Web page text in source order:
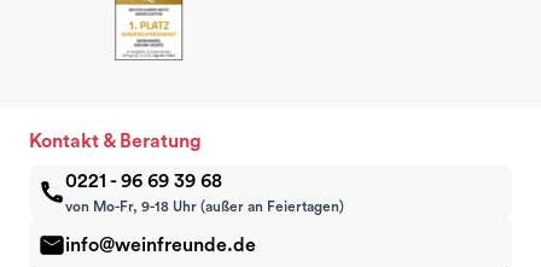
Kontakt & Beratung
0221 - 96 69 39 68
von Mo-Fr, 9-18 Uhr (außer an Feiertagen)
info@weinfreunde.de